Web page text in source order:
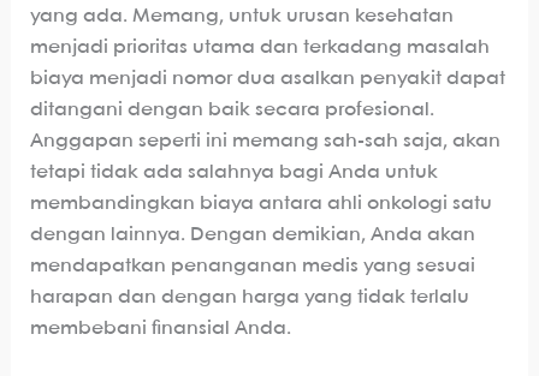
yang ada. Memang, untuk urusan kesehatan
menjadi prioritas utama dan terkadang masalah
biaya menjadi nomor dua asalkan penyakit dapat
ditangani dengan baik secara profesional.
Anggapan seperti ini memang sah-sah saja, akan
tetapi tidak ada salahnya bagi Anda untuk
membandingkan biaya antara ahli onkologi satu
dengan lainnya. Dengan demikian, Anda akan
mendapatkan penanganan medis yang sesuai
harapan dan dengan harga yang tidak terlalu
membebani finansial Anda.